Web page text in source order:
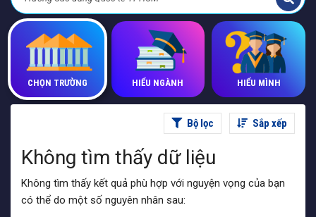
HIỂU MÌNH
HIỂU NGÀNH
CHỌN TRƯỜNG
Bộ lọc Sắp xếp
Không tìm thấy dữ liệu
Không tìm thấy kết quả phù hợp với nguyện vọng của bạn
có thể do một số nguyên nhân sau: